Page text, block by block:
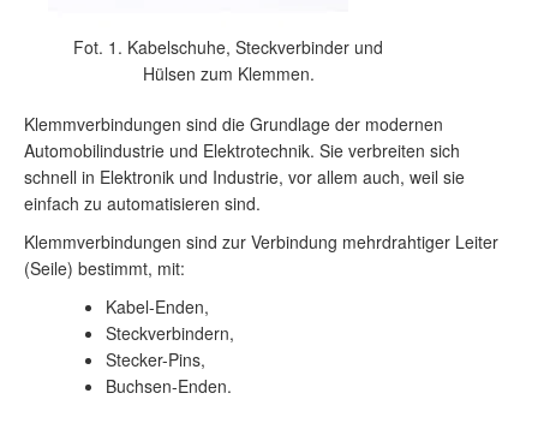
Fot. 1. Kabelschuhe, Steckverbinder und
Hülsen zum Klemmen.
Klemmverbindungen sind die Grundlage der modernen
Automobilindustrie und Elektrotechnik. Sie verbreiten sich
schnell in Elektronik und Industrie, vor allem auch, weil sie
einfach zu automatisieren sind.
Klemmverbindungen sind zur Verbindung mehrdrahtiger Leiter
(Seile) bestimmt, mit:
Kabel-Enden,
Steckverbindern,
Stecker-Pins,
Buchsen-Enden.